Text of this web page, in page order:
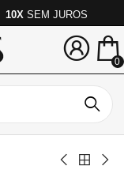
10X SEM JUROS
0